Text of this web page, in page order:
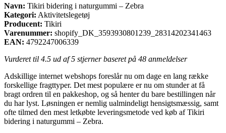
Navn: Tikiri bidering i naturgummi – Zebra
Kategori: Aktivitetslegetøj
Producent: Tikiri
Varenummer: shopify_DK_3593930801239_28314202341463
EAN: 4792247006339
Vurderet til 4.5 ud af 5 stjerner baseret på 48 anmeldelser
Adskillige internet webshops foreslår nu om dage en lang række
forskellige fragttyper. Det mest populære er nu om stunder at få
bragt ordren til en pakkeshop, og så henter du bare bestillingen når
du har lyst. Løsningen er nemlig ualmindeligt hensigtsmæssig, samt
ofte tilmed den mest letkøbte leveringsmetode ved køb af Tikiri
bidering i naturgummi – Zebra.